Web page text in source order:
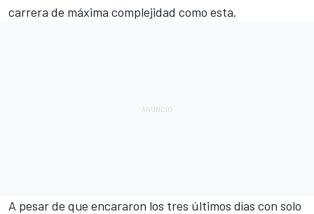
carrera de máxima complejidad como esta.
A pesar de que encararon los tres últimos días con solo